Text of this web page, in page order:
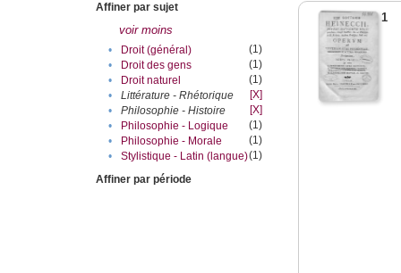
Affiner par sujet
voir moins
• Droit (général)
(1)
•
Droit des gens
(1)
•
Droit naturel
(1)
•
Littérature - Rhétorique
[X]
•
Philosophie - Histoire
[X]
•
Philosophie - Logique
(1)
•
Philosophie - Morale
(1)
•
Stylistique - Latin (langue)(1)
Affiner par période
1